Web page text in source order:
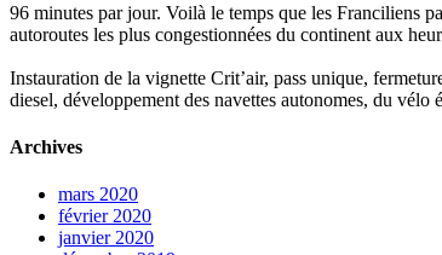
96 minutes par jour. Voilà le temps que les Franciliens
autoroutes les plus congestionnées du continent aux
Instauration de la vignette Crit’air, pass unique,
diesel, développement des navettes autonomes, du
Archives
mars 2020
février 2020
janvier 2020